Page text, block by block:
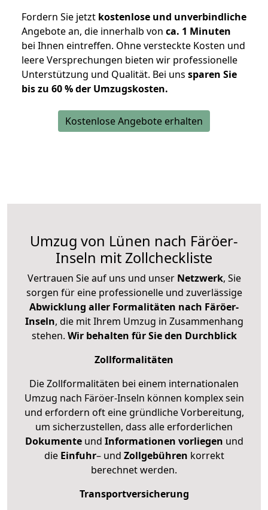
Fordern Sie jetzt kostenlose und unverbindliche
Angebote an, die innerhalb von ca. 1 Minuten
bei Ihnen eintreffen. Ohne versteckte Kosten und
leere Versprechungen bieten wir professionelle
Unterstützung und Qualität. Bei uns sparen Sie
bis zu 60 % der Umzugskosten.
Kostenlose Angebote erhalten
Umzug von Lünen nach Färöer-
Inseln mit Zollcheckliste
Vertrauen Sie auf uns und unser Netzwerk, Sie
sorgen für eine professionelle und zuverlässige
Abwicklung aller Formalitäten nach Färöer-
Inseln, die mit Ihrem Umzug in Zusammenhang
stehen. Wir behalten für Sie den Durchblick
Zollformalitäten
Die Zollformalitäten bei einem internationalen
Umzug nach Färöer-Inseln können komplex sein
und erfordern oft eine gründliche Vorbereitung,
um sicherzustellen, dass alle erforderlichen
Dokumenteund Informationen vorliegen und
die Einfuhr– und Zollgebühren korrekt
berechnet werden.
Transportversicherung